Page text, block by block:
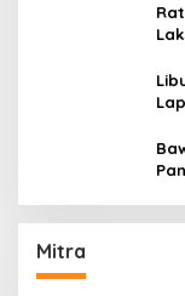
Mitra